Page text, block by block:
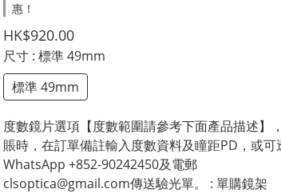
惠！
HK$920.00
尺寸 : 標準 49mm
標準 49mm
度數鏡片選項【度數範圍請參考下面產品描述】
賬時，在訂單備註輸入度數資料及瞳距PD，或可
WhatsApp +852-90242450及電郵
clsoptica@gmail.com傳送驗光單。 : 單購鏡架